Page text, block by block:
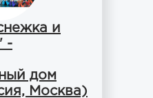
и
-
дом
Москва)